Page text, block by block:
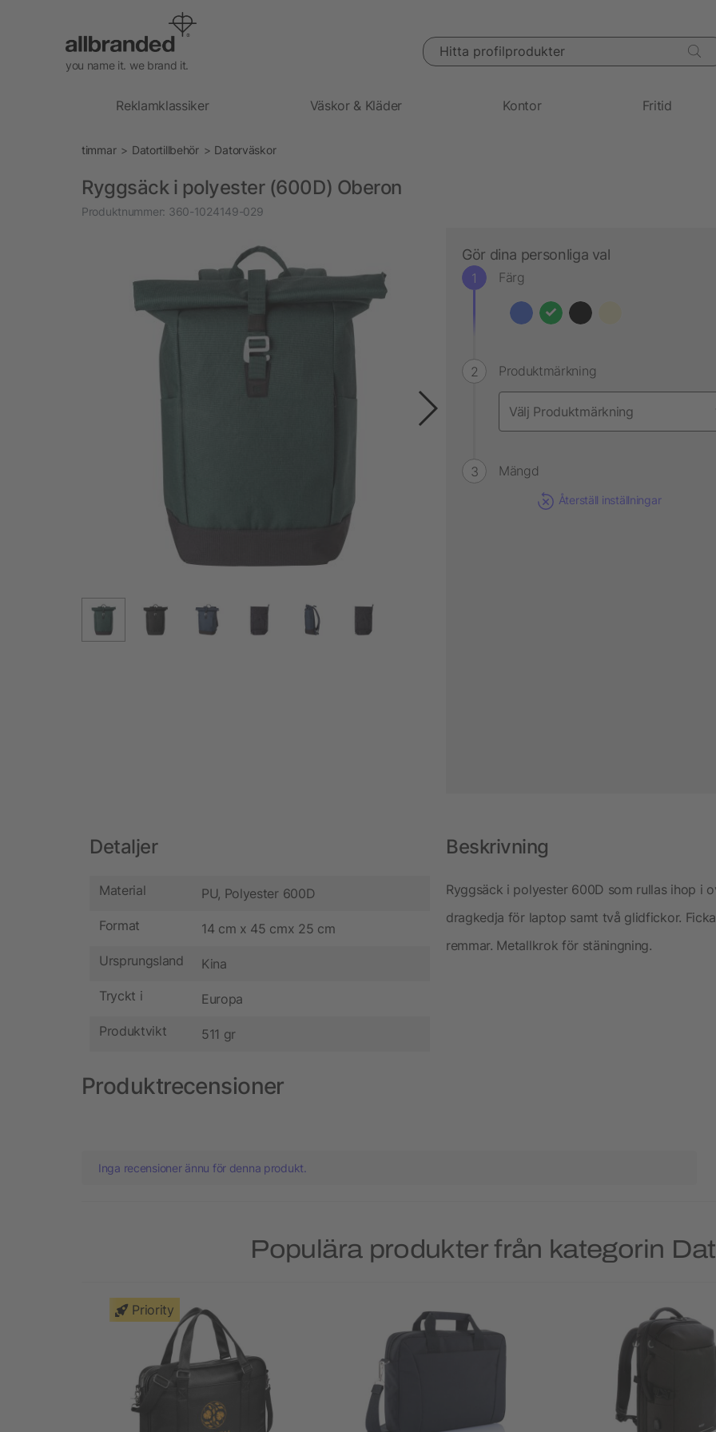
you name it. we brand it.
Hitta profilprodukter
Reklamklassiker Väskor & Kläder Kontor Fritid
timmar Datortillbehör Datorväskor
Ryggsäck i polyester (600D) Oberon
Produktnummer: 360-1024149-029
Gör dina personliga val
Färg
Produktmärkning
Mängd
Återställ inställningar
Detaljer
Material PU, Polyester 600D
Format 14 cm x 45 cmx 25 cm
Ursprungsland Kina
Tryckt i Europa
Produktvikt 511 gr
Beskrivning
Ryggsäck i polyester 600D som rullas ihop i
dragkedja för laptop samt två glidfickor.
remmar. Metallkrok för stäningning.
Produktrecensioner
Inga recensioner ännu för denna produkt.
Populära produkter från kategorin
Priority